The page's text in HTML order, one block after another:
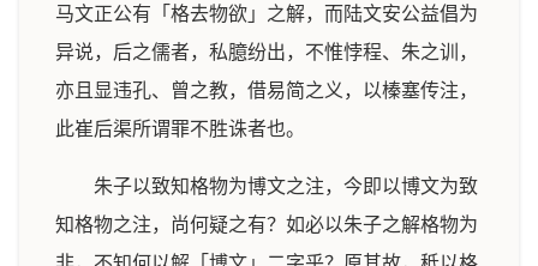
马文正公有「格去物欲」之解，而陆文安公益倡为
异说，后之儒者，私臆纷出，不惟悖程、朱之训，
亦且显违孔、曾之教，借易简之义，以榛塞传注，
此崔后渠所谓罪不胜诛者也。
朱子以致知格物为博文之注，今即以博文为致
知格物之注，尚何疑之有？如必以朱子之解格物为